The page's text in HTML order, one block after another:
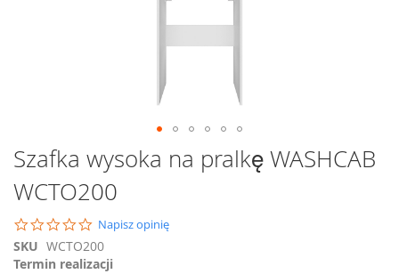
Przejdź
na
początek
galerii
Szafka wysoka na pralkę WASHCAB
WCTO200
0.0
star
rating
Napisz opinię
SKU WCTO200
Termin realizacji